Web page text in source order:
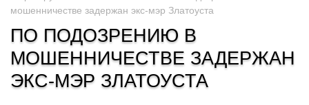
мошенничестве задержан экс-мэр Златоуста
ПО ПОДОЗРЕНИЮ В
МОШЕННИЧЕСТВЕ ЗАДЕРЖАН
ЭКС-МЭР ЗЛАТОУСТА